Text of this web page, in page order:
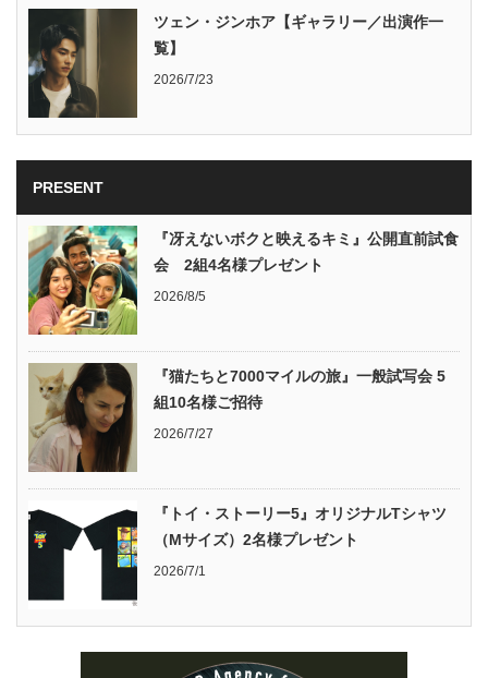
ツェン・ジンホア【ギャラリー／出演作一
覧】
2026/7/23
PRESENT
『冴えないボクと映えるキミ』公開直前試食
会 2組4名様プレゼント
2026/8/5
『猫たちと7000マイルの旅』一般試写会 5
組10名様ご招待
2026/7/27
『トイ・ストーリー5』オリジナルTシャツ
（Mサイズ）2名様プレゼント
2026/7/1